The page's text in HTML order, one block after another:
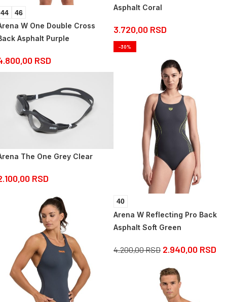
Asphalt Coral
3.720,00 RSD
44 46
W One Double Cross
Asphalt Purple
RSD
-30%
40
Arena W Reflecting Pro Back
Asphalt Soft Green
4.200,00RSD 2.940,00 RSD
The One Grey Clear
RSD